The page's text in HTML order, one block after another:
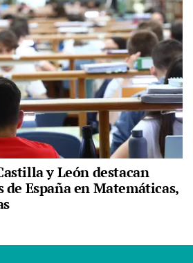
y León destacan
España en Matemáticas,